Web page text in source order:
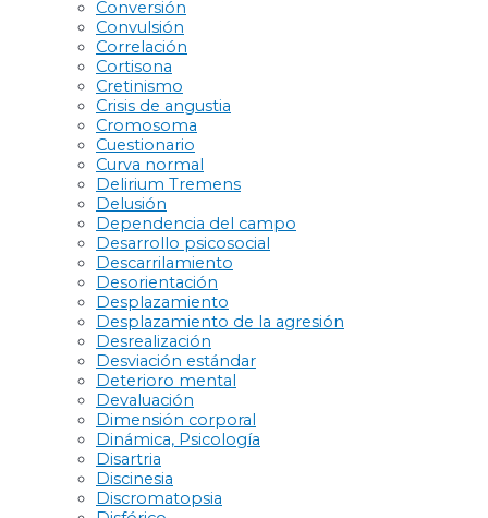
Conversión
Convulsión
Correlación
Cortisona
Cretinismo
Crisis de angustia
Cromosoma
Cuestionario
Curva normal
Delirium Tremens
Delusión
Dependencia del campo
Desarrollo psicosocial
Descarrilamiento
Desorientación
Desplazamiento
Desplazamiento de la agresión
Desrealización
Desviación estándar
Deterioro mental
Devaluación
Dimensión corporal
Dinámica, Psicología
Disartria
Discinesia
Discromatopsia